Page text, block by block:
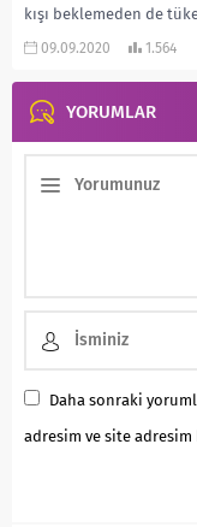
kışı beklemeden de
Yağlı Soslu...
09.09.2020 1.564
YORUMLAR
Daha sonraki
adresim ve site adresim